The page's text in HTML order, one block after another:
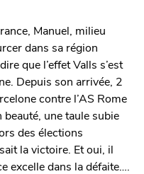
Manuel, milieu
dans sa région
que l’effet Valls s’est
Depuis son arrivée, 2
contre l’AS Rome
une taule subie
des élections
la victoire. Et oui, il
excelle dans la défaite….